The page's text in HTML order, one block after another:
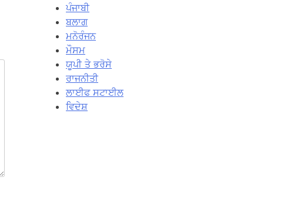
ਪੰਜਾਬੀ
ਬਲਾਗ
ਮਨੋਰੰਜਨ
ਮੌਸਮ
ਯੂਪੀ ਤੇ ਭਰੋਸੇ
ਰਾਜਨੀਤੀ
ਲਾਈਫ ਸਟਾਈਲ
ਵਿਦੇਸ਼